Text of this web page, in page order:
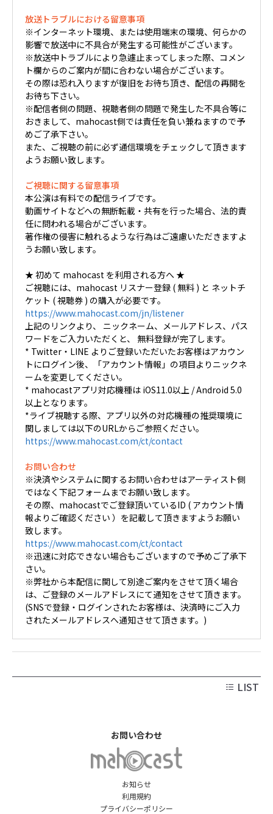
放送トラブルにおける留意事項
※インターネット環境、または使用端末の環境、何らかの
影響で放送中に不具合が発生する可能性がございます。
※放送中トラブルにより急遽止まってしまった際、コメン
ト欄からのご案内が間に合わない場合がございます。
その際は恐れ入りますが復旧をお待ち頂き、配信の再開を
お待ち下さい。
※配信者側の問題、視聴者側の問題で発生した不具合等に
おきまして、mahocast側では責任を負い兼ねますので予
めご了承下さい。
また、ご視聴の前に必ず通信環境をチェックして頂きます
ようお願い致します。
ご視聴に関する留意事項
本公演は有料での配信ライブです。
動画サイトなどへの無断転載・共有を行った場合、法的責
任に問われる場合がございます。
著作権の侵害に触れるような行為はご遠慮いただきますよ
うお願い致します。
★ 初めて mahocast を利用される方へ ★
ご視聴には、mahocast リスナー登録 ( 無料 ) と ネットチ
ケット ( 視聴券 ) の購入が必要です。
https://www.mahocast.com/jn/listener
上記のリンクより、 ニックネーム、メールアドレス、パス
ワードをご入力いただくと、 無料登録が完了します。
* Twitter・LINE よりご登録いただいたお客様はアカウン
トにログイン後、「アカウント情報」の項目よりニックネ
ームを変更してください。
* mahocastアプリ対応機種は iOS11.0以上 / Android 5.0
以上となります。
*ライブ視聴する際、アプリ以外の対応機種の推奨環境に
関しましては以下のURLからご参照ください。
https://www.mahocast.com/ct/contact
お問い合わせ
※決済やシステムに関するお問い合わせはアーティスト側
ではなく下記フォームまでお願い致します。
その際、mahocastでご登録頂いているID ( アカウント情
報よりご確認ください ）を記載して頂きますようお願い
致します。
https://www.mahocast.com/ct/contact
※迅速に対応できない場合もございますので予めご了承下
さい。
※弊社から本配信に関して別途ご案内をさせて頂く場合
は、ご登録のメールアドレスにて通知をさせて頂きます。
(SNSで登録・ログインされたお客様は、決済時にご入力
されたメールアドレスへ通知させて頂きます。)
LIST
お知らせ
利用規約
プライバシーポリシー
お問い合わせ